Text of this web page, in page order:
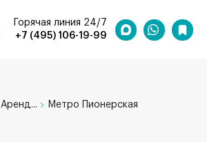
+7 (495) 106-19-99
Горячая линия 24/7
Аренд... Метро Пионерская